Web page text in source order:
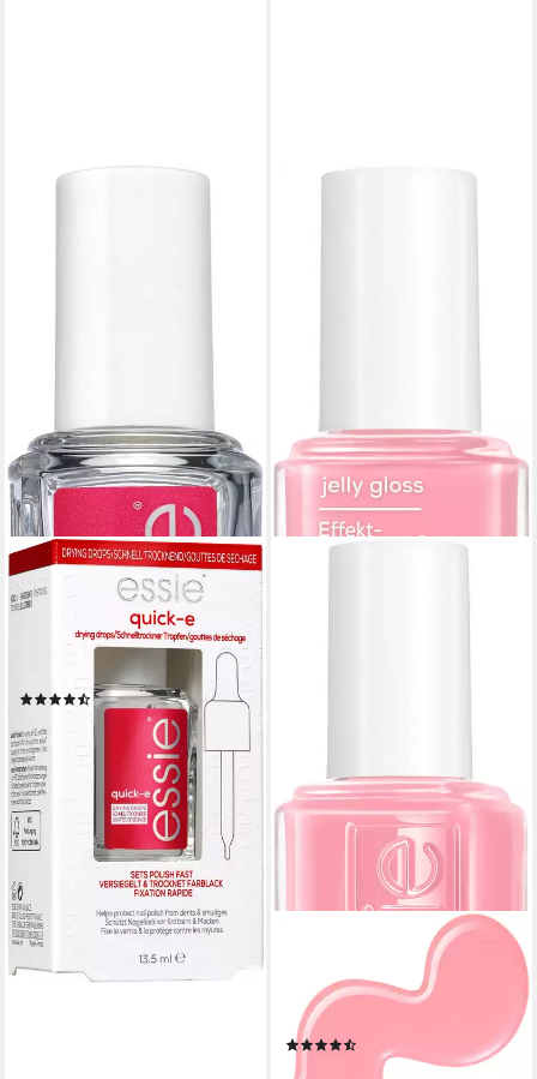
ESSIE
Überlack QUICK-E DRYING
DROPS, schnelles Trocknen
von frisch aufgetragenen
(6)
(740,00 €/ 1 l)
lieferbar - in 1-2 Werktagen bei dir
Nagellack JELLY GLOSS, von
durchsichtig bis zu einem
milchigen Schimmer
8,99 €
9,99 €